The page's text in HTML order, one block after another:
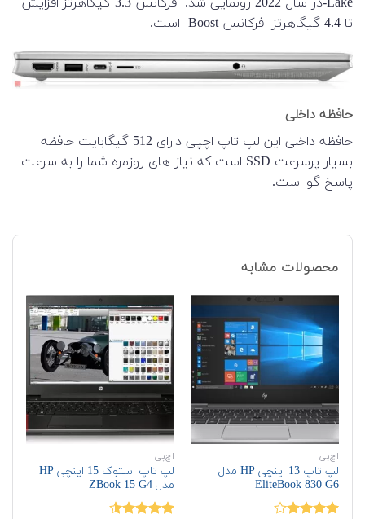
Lake-در سال 2022 رونمایی شد. فرکانس 3.3 گیگاهرتز افزایش
تا 4.4 گیگاهرتز فرکانس Boost است.
حافظه داخلی
حافظه داخلی این لپ تاپ اچپی دارای 512 گیگابایت حافظه
بسیار پرسرعت SSD است که نیاز های روزمره شما را به سرعت
پاسخ گو است.
محصولات مشابه
اچ‌پی
لپ تاپ 13 اینچی HP مدل
EliteBook 830 G6
اچ‌پی
لپ تاپ استوک 15 اینچی HP
مدل ZBook 15 G4